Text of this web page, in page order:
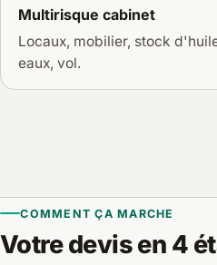
Multirisque cabinet
Locaux, mobilier, stock
eaux, vol.
COMMENT ÇA MARCHE
Votre devis en 4